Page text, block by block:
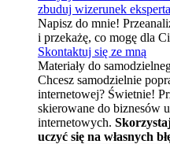
zbuduj wizerunek
Napisz do mnie!
i przekażę, co mogę dla
Skontaktuj się ze mną
Materiały do
Chcesz samodzielnie
internetowej? Świetnie!
skierowane do biznesów
internetowych.
uczyć się na własnych